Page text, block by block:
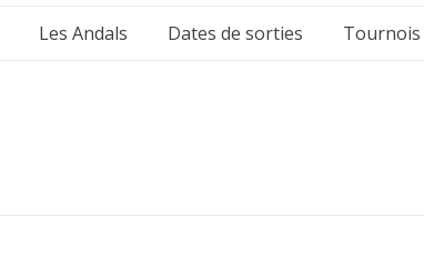
Les Andals Dates de sorties Tournois